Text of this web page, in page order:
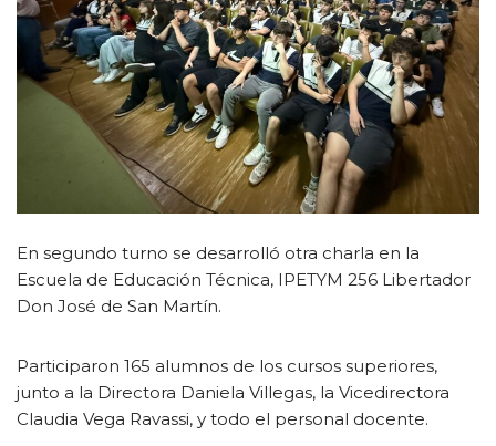
En segundo turno se desarrolló otra charla en la
Escuela de Educación Técnica, IPETYM 256 Libertador
Don José de San Martín.
Participaron 165 alumnos de los cursos superiores,
junto a la Directora Daniela Villegas, la Vicedirectora
Claudia Vega Ravassi, y todo el personal docente.